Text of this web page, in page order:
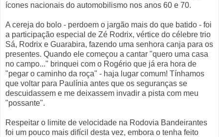
ícones nacionais do automobilismo nos anos 60 e 70.
A cereja do bolo - perdoem o jargão mais do que batido - foi
a participação especial de Zé Rodrix, vértice do célebre trio
Sá, Rodrix e Guarabira, fazendo uma senhora canja para os
presentes. Quando ele começou a cantar "quero uma casa
no campo..." brinquei com o Rogério que já era hora de
"pegar o caminho da roça" - haja lugar comum! Tínhamos
que voltar para Paulínia antes que os seguranças se
descuidassem e me deixassem invadir a pista com meu
"possante".
Respeitar o limite de velocidade na Rodovia Bandeirantes
foi um pouco mais difícil desta vez, embora o tenha feito